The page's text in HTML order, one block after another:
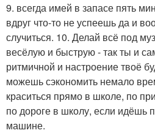
9. всегда имей в запасе пять
вдруг что-то не успеешь да и
случиться. 10. Делай всё под
весёлую и быструю - так ты и
ритмичной и настроение твоё
можешь сэкономить немало
краситься прямо в школе, по
по дороге в школу, если идёшь
машине.